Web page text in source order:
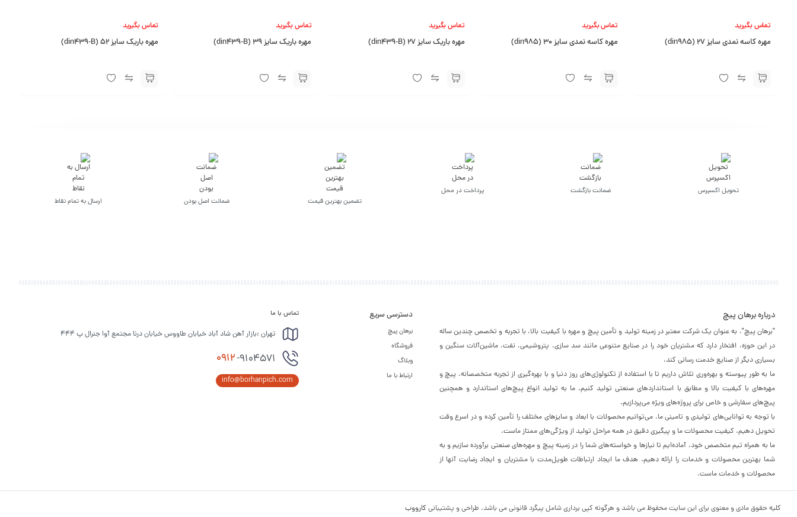
تماس بگیرید
مهره کاسه نمدی سایز 27 (din985)
تماس بگیرید
مهره کاسه نمدی سایز 30 (din985)
تماس بگیرید
مهره باریک سایز 27 (din439-B)
تماس بگیرید
مهره باریک سایز 39 (din439-B)
تماس بگیرید
مهره باریک سایز 52 (din439-B)
تحویل اکسپرس ضمانت بازگشت
پرداخت در محل
تضمین بهترین قیمت
ضمانت اصل بودن ارسال به تمام نقاط
درباره برهان پیچ
"برهان پیچ"، به عنوان یک شرکت معتبر در زمینه تولید و تأمین پیچ و مهره با کیفیت بالا، با تجربه و تخصص چندین ساله
در این حوزه، افتخار دارد که مشتریان خود را در صنایع متنوعی مانند سد سازی، پتروشیمی، نفت، ماشین‌آلات سنگین و
بسیاری دیگر از صنایع خدمت رسانی کند.
ما به طور پیوسته و بهره‌وری تلاش داریم تا با استفاده از تکنولوژی‌های روز دنیا و با بهره‌گیری از تجربه متخصصانه، پیچ و
مهره‌های با کیفیت بالا و مطابق با استانداردهای صنعتی تولید کنیم. ما به تولید انواع پیچ‌های استاندارد و همچنین
پیچ‌های سفارشی و خاص برای پروژه‌های ویژه می‌پردازیم.
با توجه به توانایی‌های تولیدی و تامینی ما، می‌توانیم محصولات با ابعاد و سایزهای مختلف را تأمین کرده و در اسرع وقت
تحویل دهیم. کیفیت محصولات ما و پیگیری دقیق در همه مراحل تولید از ویژگی‌های ممتاز ماست.
ما به همراه تیم متخصص خود، آماده‌ایم تا نیازها و خواسته‌های شما را در زمینه پیچ و مهره‌های صنعتی برآورده سازیم و به
شما بهترین محصولات و خدمات را ارائه دهیم. هدف ما ایجاد ارتباطات طویل‌مدت با مشتریان و ایجاد رضایت آنها از
محصولات و خدمات ماست.
دسترسی سریع
برهان پیچ
فروشگاه
وبلاگ
ارتباط با ما
تماس با ما
تهران :بازار آهن شاد آباد خیابان طاووس خیابان درنا مجتمع آوا جنرال پ 444
0912-9104571
info@borhanpich.com
کلیه حقوق مادی و معنوی برای این سایت محفوظ می باشد و هرگونه کپی برداری شامل پیگرد قانونی می باشد. طراحی و پشتیبانیکارووب